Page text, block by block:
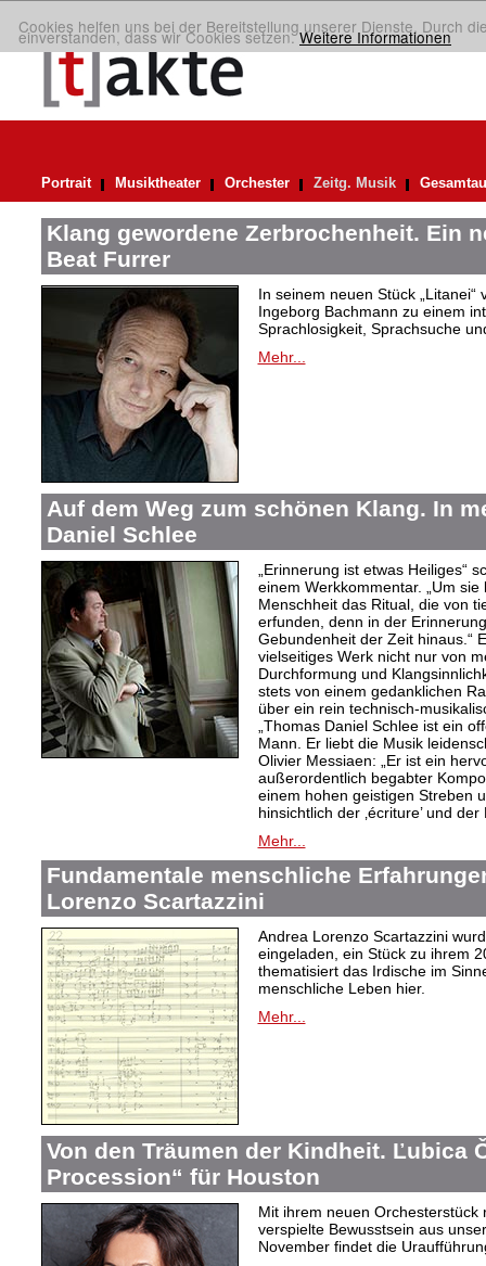
Cookies helfen uns bei der Bereitstellung unserer Dienste. Durch
einverstanden, dass wir Cookies setzen.Weitere Informationen
Portrait Musiktheater Orchester Zeitg. Musik
Klang gewordene Zerbrochenheit. Ein
Beat Furrer
In seinem neuen Stück
Ingeborg Bachmann zu einem
Sprachlosigkeit, Sprachsuche
Mehr...
Auf dem Weg zum schönen Klang. In
Daniel Schlee
„Erinnerung ist etwas Heiliges“
einem Werkkommentar. „Um
Menschheit das Ritual, die von
erfunden, denn in der
Gebundenheit der Zeit hinaus.“
vielseitiges Werk nicht nur von
Durchformung und
stets von einem gedanklichen
über ein rein technisch-
„Thomas Daniel Schlee ist ein
Mann. Er liebt die Musik
Olivier Messiaen: „Er ist ein
außerordentlich begabter
einem hohen geistigen Streben
hinsichtlich der ‚écriture’ und der
Mehr...
Fundamentale menschliche
Lorenzo Scartazzini
Andrea Lorenzo Scartazzini
eingeladen, ein Stück zu ihrem
thematisiert das Irdische im
menschliche Leben hier.
Mehr...
Von den Träumen der Kindheit. Ľubica
Procession“ für Houston
Mit ihrem neuen Orchesterstück
verspielte Bewusstsein aus
November findet die